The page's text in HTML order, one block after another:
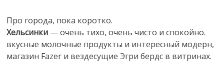
Про города, пока коротко.
Хельсинки — очень тихо, очень чисто и спокойно.
вкусные молочные продукты и интересный модерн,
магазин Fazer и вездесущие Эгри бердс в витринах.